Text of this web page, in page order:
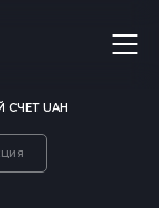
СЧЕТ UAH